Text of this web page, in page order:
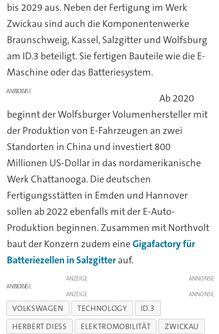
bis 2029 aus. Neben der Fertigung im Werk
Zwickau sind auch die Komponentenwerke
Braunschweig, Kassel, Salzgitter und Wolfsburg
am ID.3 beteiligt. Sie fertigen Bauteile wie die E-
Maschine oder das Batteriesystem.
ANZEIGE
Ab 2020
beginnt der Wolfsburger Volumenhersteller mit
der Produktion von E-Fahrzeugen an zwei
Standorten in China und investiert 800
Millionen US-Dollar in das nordamerikanische
Werk Chattanooga. Die deutschen
Fertigungsstätten in Emden und Hannover
sollen ab 2022 ebenfalls mit der E-Auto-
Produktion beginnen. Zusammen mit Northvolt
baut der Konzern zudem eineGigafactory für
Batteriezellen in Salzgitterauf.
ANZEIGE
ANZEIGE
ANZEIGE
VOLKSWAGEN TECHNOLOGY
ID.3
HERBERT DIESS
ELEKTROMOBILITÄT ZWICKAU